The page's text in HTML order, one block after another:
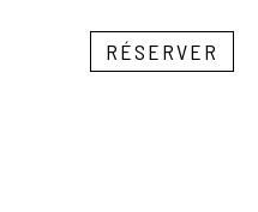
RÉSERVER